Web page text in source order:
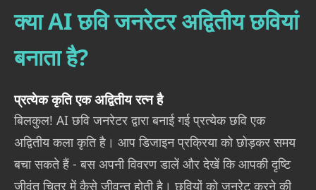
क्या AI छवि जनरेटर अद्वितीय छवियां
बनाता है?
प्रत्येक कृति एक अद्वितीय रत्न है
बिलकुल! AI छवि जनरेटर द्वारा बनाई गई प्रत्येक छवि एक
अद्वितीय कला कृति है। आप डिजाइन प्रक्रिया को छोड़कर समय
बचा सकते हैं - बस अपनी विवरण डालें और देखें कि आपकी दृष्टि
जीवंत चित्र में कैसे जीवन्त होती है। छवियों को जनरेट करने की